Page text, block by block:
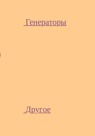
Генераторы
Другое